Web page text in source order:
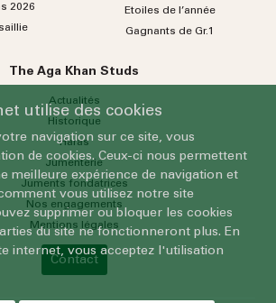
2026
Etoiles de l’année
Gagnants de Gr.1
The Aga Khan Studs
Actualités
Historique
Haras
Jumenterie
Juments fondatrices
Nos engagements
Mentions légales
Contact
utilise des cookies
navigation sur ce site, vous
de cookies. Ceux-ci nous permettent
meilleure expérience de navigation et
vous utilisez notre site
supprimer ou bloquer les cookies
du site ne fonctionneront plus. En
internet, vous acceptez l'utilisation